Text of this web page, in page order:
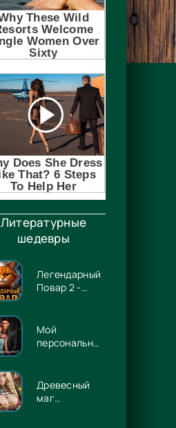
Литературные
шедевры
Легендарный
Повар 2 -
Мой
персональный
Древесный
маг